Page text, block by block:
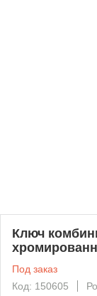
Ключ
Под заказ
Код: 150605